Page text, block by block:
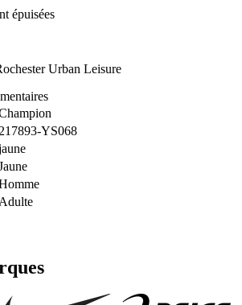
épuisées
Urban Leisure
217893-YS068
Adulte